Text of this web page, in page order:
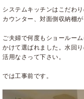
システムキッチンはこだわ
カウンター、対面側収納棚が
ご夫婦で何度もショールー
かけて選ばれました。水回
活用なさって下さい。
では工事前です。